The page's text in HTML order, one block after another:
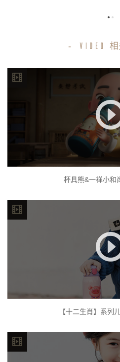
- VIDEO
杯具熊&一禅小和
【十二生肖】系列